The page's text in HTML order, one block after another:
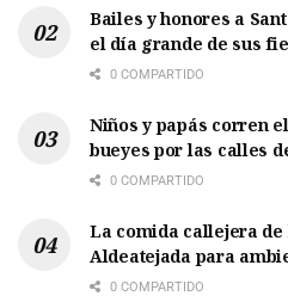
Bailes y honores a
el día grande de sus
0 COMPARTIDO
Niños y papás corren
bueyes por las calles
0 COMPARTIDO
La comida callejera
Aldeatejada para
0 COMPARTIDO